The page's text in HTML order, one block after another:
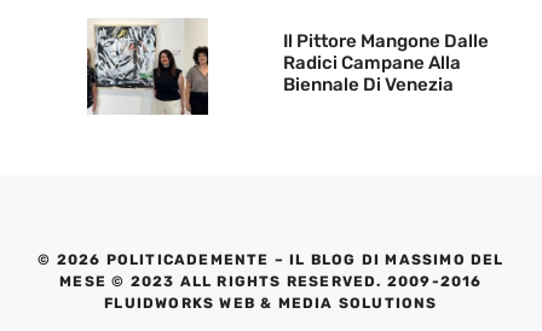
Il Pittore Mangone Dalle
Radici Campane Alla
Biennale Di Venezia
© 2026 POLITICADEMENTE – IL BLOG DI MASSIMO DEL
MESE © 2023 ALL RIGHTS RESERVED. 2009-2016
FLUIDWORKS WEB & MEDIA SOLUTIONS